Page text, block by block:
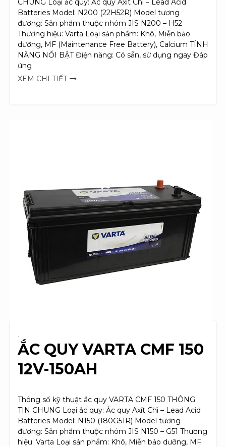
Batteries Model: N200 (22H52R) Model tương
đương: Sản phẩm thuộc nhóm JIS N200 – H52
Thương hiệu: Varta Loại sản phẩm: Khô, Miễn bảo
dưỡng, MF (Maintenance Free Battery), Calcium TÍNH
NĂNG NỔI BẬT Điện năng: Có sẵn, sử dụng ngay Đáp
ứng
XEM CHI TIẾT
ẮC QUY VARTA CMF 150
12V-150AH
Thông số kỹ thuật ắc quy VARTA CMF 150 THÔNG
TIN CHUNG Loại ắc quy: Ắc quy Axít Chì – Lead Acid
Batteries Model: N150 (180G51R) Model tương
đương: Sản phẩm thuộc nhóm JIS N150 – G51 Thương
hiệu: Varta Loại sản phẩm: Khô, Miễn bảo dưỡng, MF